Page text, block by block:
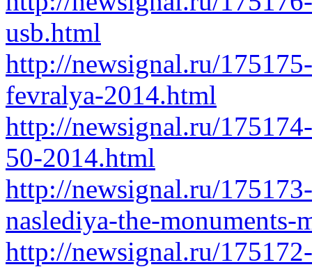
usb.html
http://newsignal.ru/
fevralya-2014.html
http://newsignal.ru/
50-2014.html
http://newsignal.ru/
naslediya-the-monuments-
http://newsignal.ru/